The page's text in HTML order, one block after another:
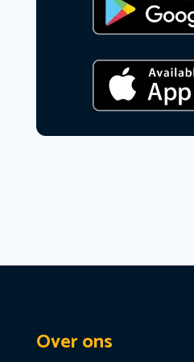
Over ons